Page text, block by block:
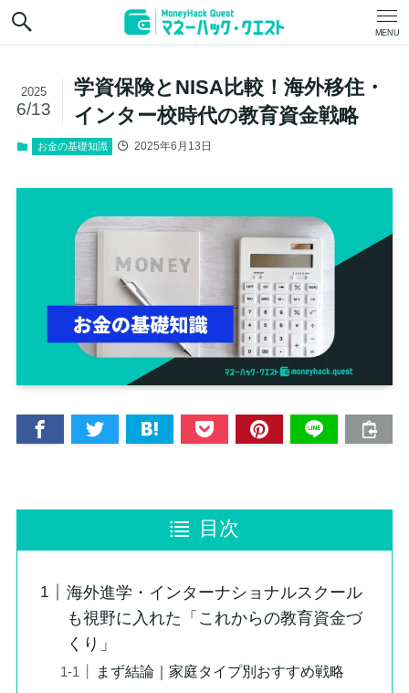
MENU
学資保険とNISA比較！海外移住・
インター校時代の教育資金戦略
2025
6/13
お金の基礎知識 2025年6月13日
目次
海外進学・インターナショナルスクール
も視野に入れた「これからの教育資金づ
くり」
まず結論｜家庭タイプ別おすすめ戦略